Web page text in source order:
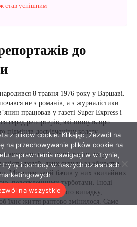
z plików cookie. Klikając „Zezwól na
na przechowywanie plików cookie na
usprawnienia nawigacji w witrynie,
i pomocy w naszych działaniach
na wszystkie